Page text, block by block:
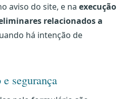
aviso do site, e na execução
relacionados a
há intenção de
segurança